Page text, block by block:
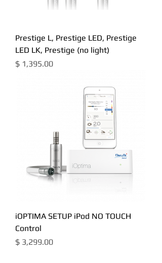
Prestige L, Prestige LED, Prestige
LED LK, Prestige (no light)
מחיר
iOPTIMA SETUP iPod NO TOUCH
Control
מחיר